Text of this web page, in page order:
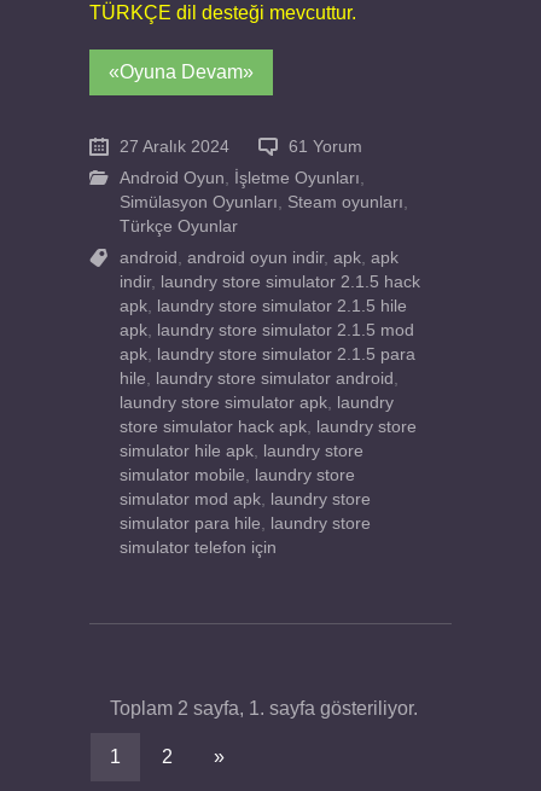
TÜRKÇE dil desteği mevcuttur.
«Oyuna Devam»
27 Aralık 2024
61 Yorum
Android Oyun
İşletme Oyunları
Simülasyon Oyunları
Steam oyunları
Türkçe Oyunlar
android
android oyun indir, apk apk
indir,
laundry store simulator 2.1.5 hack
apk
laundry store simulator 2.1.5 hile
apk
laundry store simulator 2.1.5 mod
apk
laundry store simulator 2.1.5 para
hile
laundry store simulator android
laundry store simulator apk
laundry
store simulator hack apk
laundry store
simulator hile apk
laundry store
simulator mobile
laundry store
simulator mod apk
laundry store
simulator para hile
laundry store
simulator telefon için
Toplam 2 sayfa, 1. sayfa gösteriliyor.
1 2 »